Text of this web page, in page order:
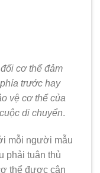
cơ thể đảm
trước hay
vệ cơ thể của
di chuyển.
mỗi người mẫu
phải tuân thủ
thể được cân